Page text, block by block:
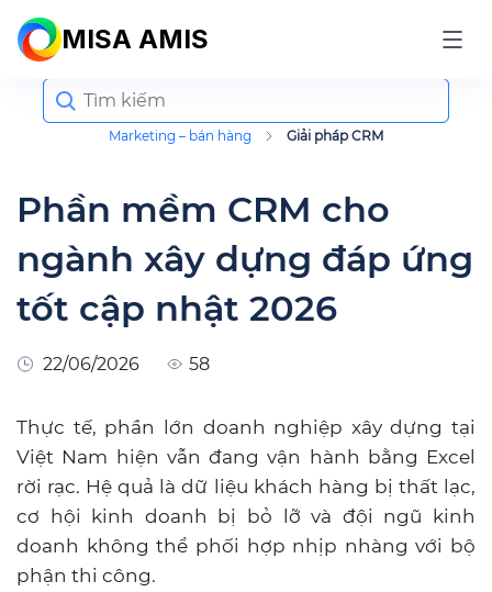
MISA AMIS
Marketing – bán hàng Giải pháp CRM
Search
for:
Phần mềm CRM cho
ngành xây dựng đáp ứng
tốt cập nhật 2026
22/06/2026 58
Thực tế, phần lớn doanh nghiệp xây dựng tại
Việt Nam hiện vẫn đang vận hành bằng Excel
rời rạc. Hệ quả là dữ liệu khách hàng bị thất lạc,
cơ hội kinh doanh bị bỏ lỡ và đội ngũ kinh
doanh không thể phối hợp nhịp nhàng với bộ
phận thi công.